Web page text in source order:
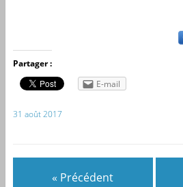
Partager :
E-mail
31 août 2017
« Précédent